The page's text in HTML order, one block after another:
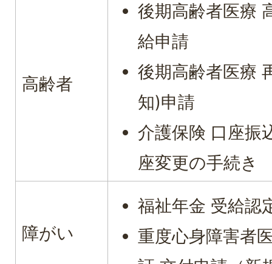
高齢者
後期高齢者医療
給申請
後期高齢者医療
知)申請
介護保険 口座振
座変更の手続き
障がい
福祉年金 受給認
重度心身障害者